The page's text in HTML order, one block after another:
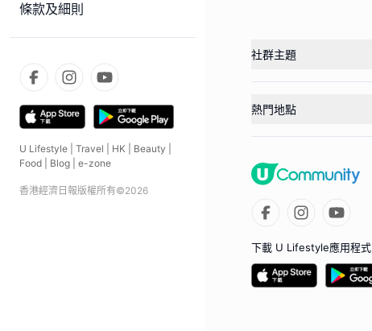
條款及細則
U Lifestyle Travel HK Beauty
Food
Blog e-zone
香港經濟日報版權所有©2026
社群主題
熱門地點
下載 U Lifestyle應用程式